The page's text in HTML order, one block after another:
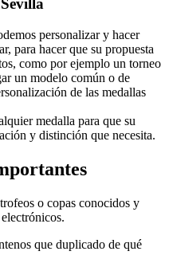
personalizar y hacer
para hacer que su propuesta
como por ejemplo un torneo
un modelo común o de
de las medallas
medalla para que su
y distinción que necesita.
o copas conocidos y
que duplicado de qué